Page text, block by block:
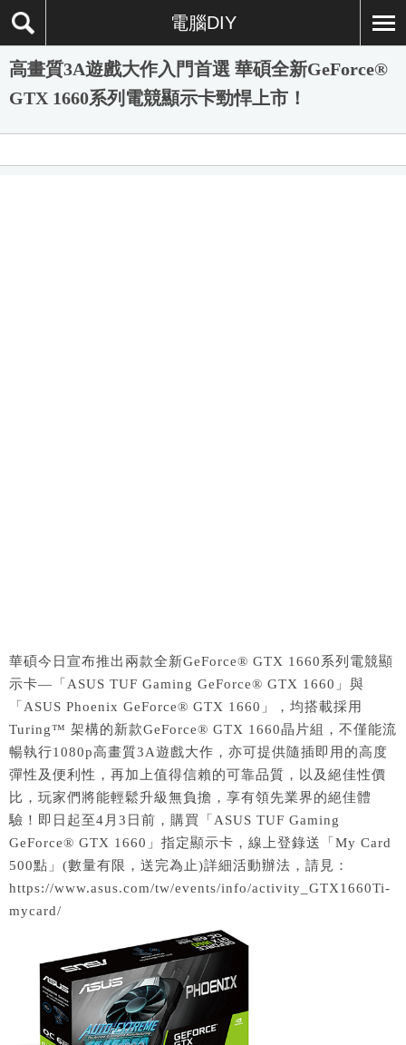
電腦DIY
高畫質3A遊戲大作入門首選 華碩全新GeForce®
GTX 1660系列電競顯示卡勁悍上市！
華碩今日宣布推出兩款全新GeForce® GTX 1660系列電競顯
示卡—「ASUS TUF Gaming GeForce® GTX 1660」與
「ASUS Phoenix GeForce® GTX 1660」，均搭載採用
Turing™ 架構的新款GeForce® GTX 1660晶片組，不僅能流
暢執行1080p高畫質3A遊戲大作，亦可提供隨插即用的高度
彈性及便利性，再加上值得信賴的可靠品質，以及絕佳性價
比，玩家們將能輕鬆升級無負擔，享有領先業界的絕佳體
驗！即日起至4月3日前，購買「ASUS TUF Gaming
GeForce® GTX 1660」指定顯示卡，線上登錄送「My Card
500點」(數量有限，送完為止)詳細活動辦法，請見：
https://www.asus.com/tw/events/info/activity_GTX1660Ti-
mycard/